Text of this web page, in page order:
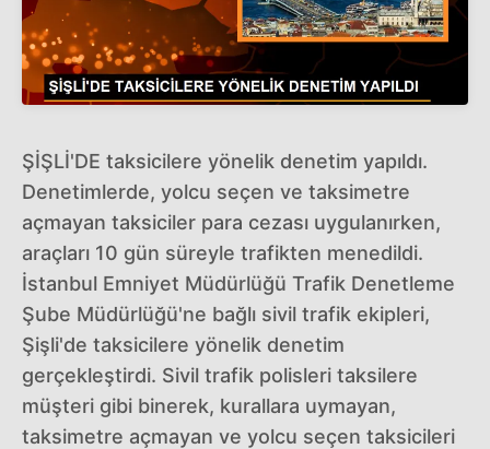
ŞİŞLİ'DE taksicilere yönelik denetim yapıldı.
Denetimlerde, yolcu seçen ve taksimetre
açmayan taksiciler para cezası uygulanırken,
araçları 10 gün süreyle trafikten menedildi.
İstanbul Emniyet Müdürlüğü Trafik Denetleme
Şube Müdürlüğü'ne bağlı sivil trafik ekipleri,
Şişli'de taksicilere yönelik denetim
gerçekleştirdi. Sivil trafik polisleri taksilere
müşteri gibi binerek, kurallara uymayan,
taksimetre açmayan ve yolcu seçen taksicileri